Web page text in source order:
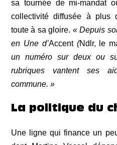
sa tournée de mi-mandat
collectivité diffusée à
toute à sa gloire. « Depuis
en Une d’Accent(Ndlr, le
un numérosur deux ou
rubriques vantent ses
commune. »
La politique du
Une ligne qui finance un